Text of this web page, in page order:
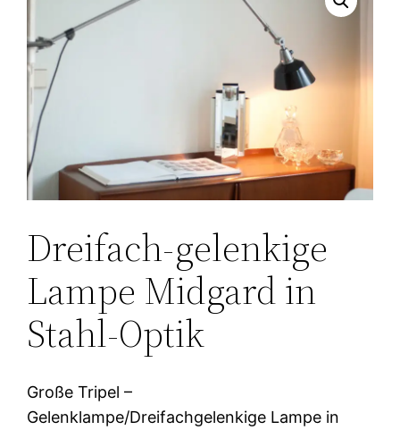
Dreifach-gelenkige
Lampe Midgard in
Stahl-Optik
Große Tripel –
Gelenklampe/Dreifachgelenkige Lampe in